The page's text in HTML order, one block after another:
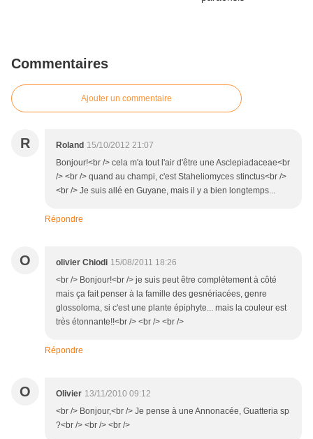
Commentaires
Ajouter un commentaire
R Roland 15/10/2012 21:07
Bonjour!<br /> cela m'a tout l'air d'être une Asclepiadaceae<br
/> <br /> quand au champi, c'est Staheliomyces stinctus<br />
<br /> Je suis allé en Guyane, mais il y a bien longtemps...
Répondre
O olivier Chiodi 15/08/2011 18:26
<br /> Bonjour!<br /> je suis peut être complètement à côté
mais ça fait penser à la famille des gesnériacées, genre
glossoloma, si c'est une plante épiphyte... mais la couleur est
très étonnante!!<br /> <br /> <br />
Répondre
O Olivier 13/11/2010 09:12
<br /> Bonjour,<br /> Je pense à une Annonacée, Guatteria sp
?<br /> <br /> <br />